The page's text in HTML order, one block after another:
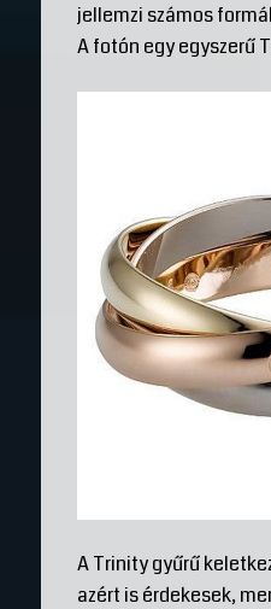
jellemzi számos
A fotón egy egyszerű
A Trinity gyűrű
azért is érdekesek,